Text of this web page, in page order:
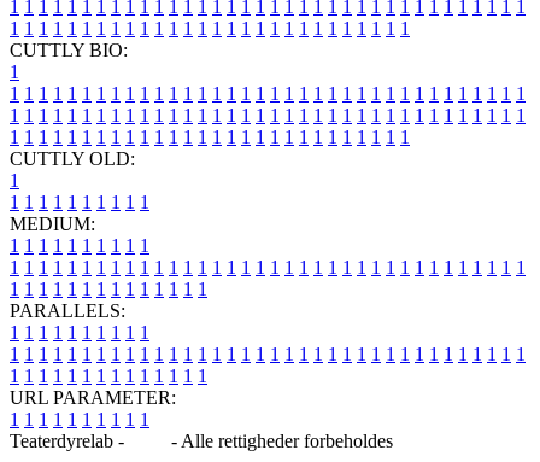
1 1 1 1 1 1 1 1 1 1 1 1 1 1 1 1 1 1 1 1 1 1 1 1 1 1 1 1 1 1 1 1 1 1 1 1
1 1 1 1 1 1 1 1 1 1 1 1 1 1 1 1 1 1 1 1 1 1 1 1 1 1 1 1
CUTTLY BIO:
1
1 1 1 1 1 1 1 1 1 1 1 1 1 1 1 1 1 1 1 1 1 1 1 1 1 1 1 1 1 1 1 1 1 1 1 1
1 1 1 1 1 1 1 1 1 1 1 1 1 1 1 1 1 1 1 1 1 1 1 1 1 1 1 1 1 1 1 1 1 1 1 1
1 1 1 1 1 1 1 1 1 1 1 1 1 1 1 1 1 1 1 1 1 1 1 1 1 1 1 1
CUTTLY OLD:
1
1 1 1 1 1 1 1 1 1 1
MEDIUM:
1 1 1 1 1 1 1 1 1 1
1 1 1 1 1 1 1 1 1 1 1 1 1 1 1 1 1 1 1 1 1 1 1 1 1 1 1 1 1 1 1 1 1 1 1 1
1 1 1 1 1 1 1 1 1 1 1 1 1 1
PARALLELS:
1 1 1 1 1 1 1 1 1 1
1 1 1 1 1 1 1 1 1 1 1 1 1 1 1 1 1 1 1 1 1 1 1 1 1 1 1 1 1 1 1 1 1 1 1 1
1 1 1 1 1 1 1 1 1 1 1 1 1 1
URL PARAMETER:
1 1 1 1 1 1 1 1 1 1
Teaterdyrelab -
- Alle rettigheder forbeholdes